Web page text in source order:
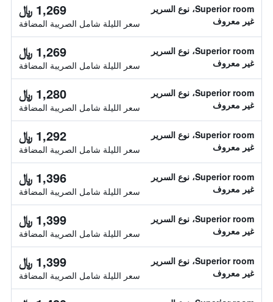
Superior room، نوع السرير
غير معروف
1,269 ﷼
سعر الليلة شامل الصريبة المضافة
Superior room، نوع السرير
غير معروف
1,269 ﷼
سعر الليلة شامل الصريبة المضافة
Superior room، نوع السرير
غير معروف
1,280 ﷼
سعر الليلة شامل الصريبة المضافة
Superior room، نوع السرير
غير معروف
1,292 ﷼
سعر الليلة شامل الصريبة المضافة
Superior room، نوع السرير
غير معروف
1,396 ﷼
سعر الليلة شامل الصريبة المضافة
Superior room، نوع السرير
غير معروف
1,399 ﷼
سعر الليلة شامل الصريبة المضافة
Superior room، نوع السرير
غير معروف
1,399 ﷼
سعر الليلة شامل الصريبة المضافة